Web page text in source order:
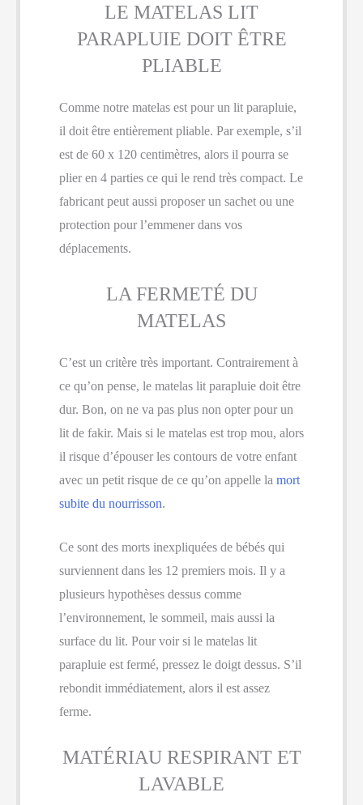
LE MATELAS LIT
PARAPLUIE DOIT ÊTRE
PLIABLE
Comme notre matelas est pour un lit parapluie,
il doit être entièrement pliable. Par exemple, s’il
est de 60 x 120 centimètres, alors il pourra se
plier en 4 parties ce qui le rend très compact. Le
fabricant peut aussi proposer un sachet ou une
protection pour l’emmener dans vos
déplacements.
LA FERMETÉ DU
MATELAS
C’est un critère très important. Contrairement à
ce qu’on pense, le matelas lit parapluie doit être
dur. Bon, on ne va pas plus non opter pour un
lit de fakir. Mais si le matelas est trop mou, alors
il risque d’épouser les contours de votre enfant
avec un petit risque de ce qu’on appelle la mort
subite du nourrisson.
Ce sont des morts inexpliquées de bébés qui
surviennent dans les 12 premiers mois. Il y a
plusieurs hypothèses dessus comme
l’environnement, le sommeil, mais aussi la
surface du lit. Pour voir si le matelas lit
parapluie est fermé, pressez le doigt dessus. S’il
rebondit immédiatement, alors il est assez
ferme.
MATÉRIAU RESPIRANT ET
LAVABLE